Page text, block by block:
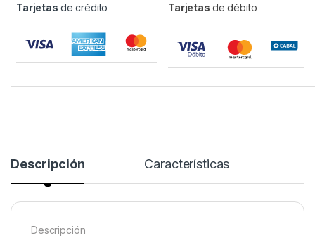
Tarjetas de crédito Tarjetas de débito
Descripción Características
Descripción